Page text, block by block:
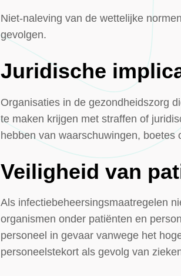
Niet-naleving van de wettelijke
gevolgen.
Juridische
Organisaties in de gezondheidszorg
te maken krijgen met straffen of
hebben van waarschuwingen,
Veiligheid van
Als infectiebeheersingsmaatregelen
organismen onder patiënten en
personeel in gevaar vanwege het
personeelstekort als gevolg van